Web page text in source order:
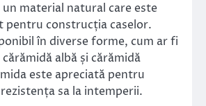
un material natural care este
pentru construcția caselor.
în diverse forme, cum ar fi
albă și cărămidă
este apreciată pentru
sa la intemperii.